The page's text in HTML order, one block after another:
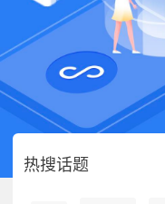
热搜话题